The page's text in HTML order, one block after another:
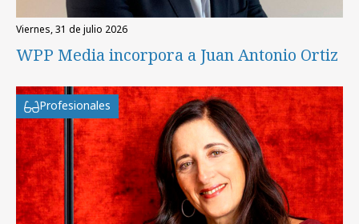
viernes, 31 de julio 2026
WPP Media incorpora a Juan Antonio Ortiz
Profesionales